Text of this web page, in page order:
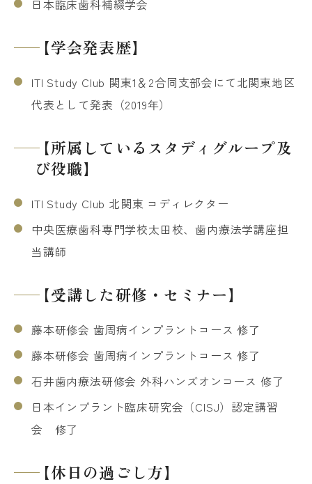
日本臨床歯科補綴学会
【学会発表歴】
ITI Study Club 関東1＆2合同支部会にて北関東地区
代表として発表（2019年）
【所属しているスタディグループ及
び役職】
ITI Study Club 北関東 コディレクター
中央医療歯科専門学校太田校、歯内療法学講座担
当講師
【受講した研修・セミナー】
藤本研修会 歯周病インプラントコース 修了
藤本研修会 歯周病インプラントコース 修了
石井歯内療法研修会 外科ハンズオンコース 修了
日本インプラント臨床研究会（CISJ）認定講習
会 修了
【休日の過ごし方】